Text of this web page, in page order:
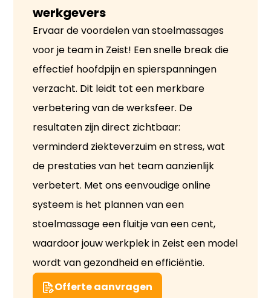
werkgevers
Ervaar de voordelen van stoelmassages
voor je team in Zeist! Een snelle break die
effectief hoofdpijn en spierspanningen
verzacht. Dit leidt tot een merkbare
verbetering van de werksfeer. De
resultaten zijn direct zichtbaar:
verminderd ziekteverzuim en stress, wat
de prestaties van het team aanzienlijk
verbetert. Met ons eenvoudige online
systeem is het plannen van een
stoelmassage een fluitje van een cent,
waardoor jouw werkplek in Zeist een model
wordt van gezondheid en efficiëntie.
Offerte aanvragen